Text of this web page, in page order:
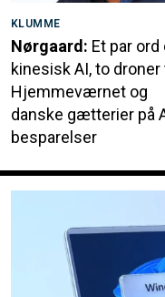
KLUMME
Nørgaard: Et par ord
kinesisk AI, to droner
Hjemmeværnet og
danske gætterier på
besparelser